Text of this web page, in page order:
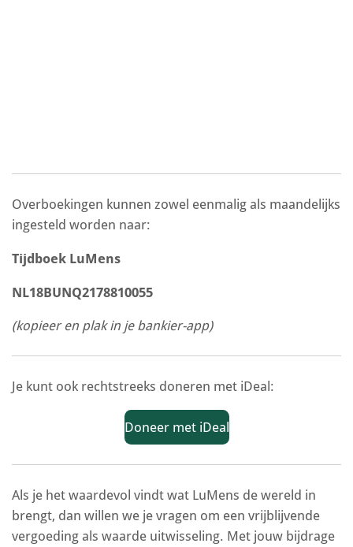
Overboekingen kunnen zowel eenmalig als maandelijks
ingesteld worden naar:
Tijdboek LuMens
NL18BUNQ2178810055
(kopieer en plak in je bankier-app)
Je kunt ook rechtstreeks doneren met iDeal:
Doneer met iDeal
Als je het waardevol vindt wat LuMens de wereld in
brengt, dan willen we je vragen om een vrijblijvende
vergoeding als waarde uitwisseling. Met jouw bijdrage